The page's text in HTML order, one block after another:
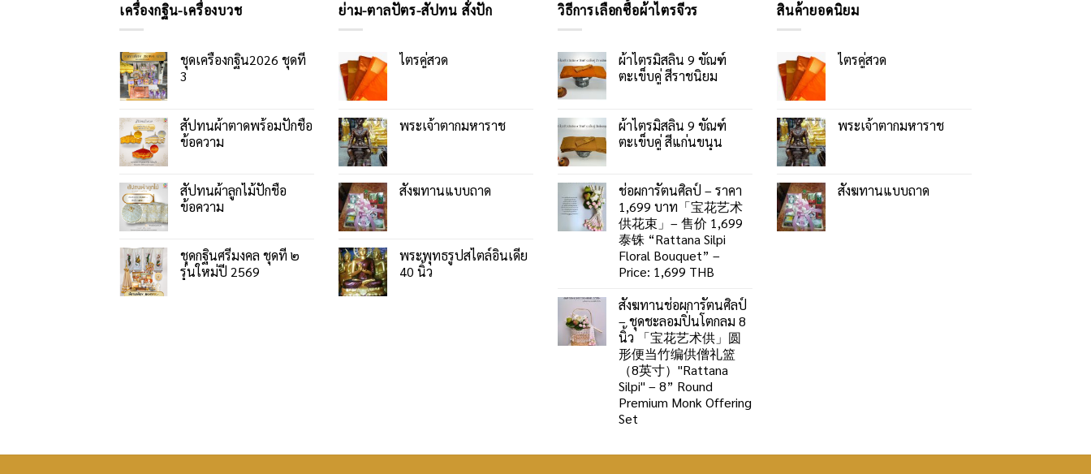
เครื่องกฐิน-เครื่องบวช
ชุดเครื่องกฐิน2026 ชุดที่
3
สัปทนผ้าตาดพร้อมปักชื่อ
ข้อความ
สัปทนผ้าลูกไม้ปักชื่อ
ข้อความ
ชุดกฐินศรีมงคล ชุดที่ ๒
รุ่นใหม่ปี 2569
ย่าม-ตาลปัตร-สัปทน สั่งปัก
ไตรคู่สวด
พระเจ้าตากมหาราช
สังฆทานแบบถาด
พระพุทธรูปสไตล์อินเดีย
40 นิ้ว
วิธีการเลือกซื้อผ้าไตรจีวร
ผ้าไตรมิสลิน 9 ขัณฑ์
ตะเข็บคู่ สีราชนิยม
ผ้าไตรมิสลิน 9 ขัณฑ์
ตะเข็บคู่ สีแก่นขนุน
ช่อผการัตนศิลป์ – ราคา
1,699 บาท「宝花艺术
供花束」– 售价 1,699
泰铢 “Rattana Silpi
Floral Bouquet” –
Price: 1,699 THB
สังฆทานช่อผการัตนศิลป์
– ชุดชะลอมปิ่นโตกลม 8
นิ้ว 「宝花艺术供」圆
形便当竹编供僧礼篮
（8英寸）"Rattana
Silpi" – 8” Round
Premium Monk Offering
Set
สินค้ายอดนิยม
ไตรคู่สวด
พระเจ้าตากมหาราช
สังฆทานแบบถาด